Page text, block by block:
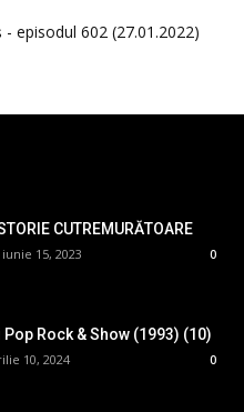
CUTREMURĂTOARE
iunie 15, 2023 0
Rock & Show (1993) (10)
10, 2024 0